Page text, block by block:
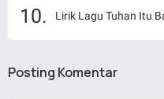
Lirik Lagu Tuhan Itu
Posting Komentar